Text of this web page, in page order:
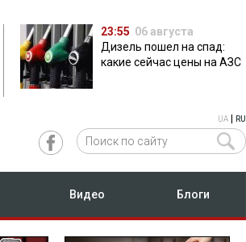
23:55 06 августа
Дизель пошел на спад:
какие сейчас цены на АЗС
UA RU
Видео Блоги